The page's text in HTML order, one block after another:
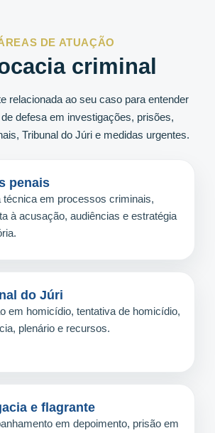
DE ATUAÇÃO
criminal
relacionada ao seu caso para entender
defesa em investigações, prisões,
Tribunal do Júri e medidas urgentes.
penais
técnica em processos criminais,
à acusação, audiências e estratégia
do Júri
em homicídio, tentativa de homicídio,
plenário e recursos.
e flagrante
em depoimento, prisão em